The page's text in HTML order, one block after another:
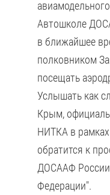
Автошколе
в ближайшее
полковником
посещать
Услышать как
Крым,
НИТКА в
обратится к
ДОСААФ
Федерации".